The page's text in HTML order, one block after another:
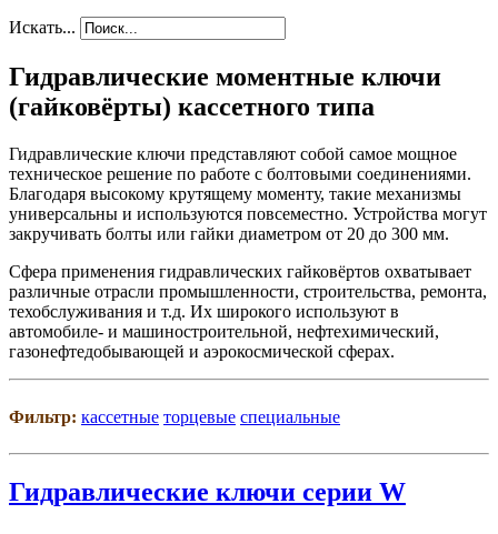
Искать...
Гидравлические моментные ключи
(гайковёрты) кассетного типа
Гидравлические ключи представляют собой самое мощное
техническое решение по работе с болтовыми соединениями.
Благодаря высокому крутящему моменту, такие механизмы
универсальны и используются повсеместно. Устройства могут
закручивать болты или гайки диаметром от 20 до 300 мм.
Сфера применения гидравлических гайковёртов охватывает
различные отрасли промышленности, строительства, ремонта,
техобслуживания и т.д. Их широкого используют в
автомобиле- и машиностроительной, нефтехимический,
газонефтедобывающей и аэрокосмической сферах.
Фильтр: кассетные торцевые специальные
Гидравлические ключи серии W